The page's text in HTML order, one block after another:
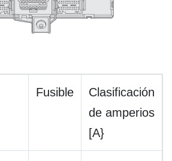
Fusible
Clasificación
de amperios
[A}